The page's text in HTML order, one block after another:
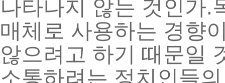
나타나지
않는 것인가.
매체로 사용하는 경향
않으려고 하기 때문일
소통하려는 정치인들의